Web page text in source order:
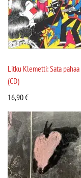
Litku Klemetti: Sata
(CD)
16,90€